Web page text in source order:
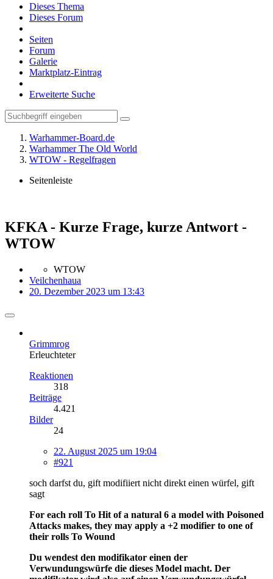
Dieses Thema
Dieses Forum
Seiten
Forum
Galerie
Marktplatz-Eintrag
Erweiterte Suche
Warhammer-Board.de
Warhammer The Old World
WTOW - Regelfragen
Seitenleiste
KFKA - Kurze Frage, kurze Antwort -
WTOW
WTOW
Veilchenhaua
20. Dezember 2023 um 13:43
Grimmrog
Erleuchteter
Reaktionen
318
Beiträge
4.421
Bilder
24
22. August 2025 um 19:04
#921
soch darfst du, gift modifiiert nicht direkt einen würfel, gift
sagt
For each roll To Hit of a natural 6 a model with Poisoned
Attacks makes, they may apply a +2 modifier to one of
their rolls To Wound
Du wendest den modifikator einen der
Verwundungswürfe die dieses Model macht. Der